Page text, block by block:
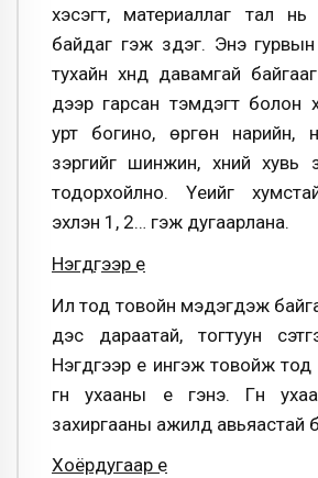
хэсэгт, материаллаг тал нь
байдаг гэж үздэг. Энэ
тухайн хүнд давамгай
дээр гарсан тэмдэгт болон
урт богино, өргөн нарийн,
зэргийг шинжин, хүний хувь
тодорхойлно. Үеийг
эхлэн 1, 2… гэж дугаарлана.
Нэгдүгээр үе
Илүү тод товойн мэдэгдэж
дэс дараатай, тогтуун
Нэгдүгээр үе ингэж товойж
гүн ухааны үе гэнэ. Гүн
захиргааны ажилд авьяастай
Хоёрдугаар үе